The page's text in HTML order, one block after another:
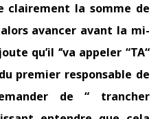
clairement la somme de
alors avancer avant la mi-
qu’il ‘’va appeler “TA“
premier responsable de
de “ trancher